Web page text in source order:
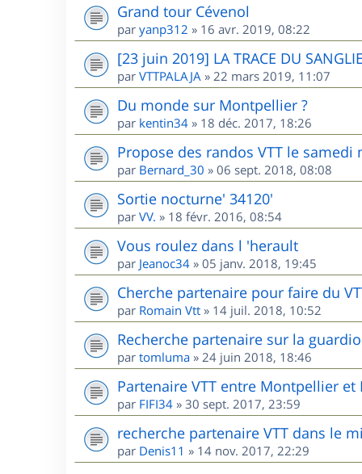
Grand tour Cévenol
par yanp312 » 16 avr. 2019, 08:22
[23 juin 2019] LA TRACE DU
par VTTPALAJA » 22 mars 2019, 11:07
Du monde sur Montpellier ?
par kentin34 » 18 déc. 2017, 18:26
Propose des randos VTT le
par Bernard_30 » 06 sept. 2018, 08:08
Sortie nocturne' 34120'
par VV. » 18 févr. 2016, 08:54
Vous roulez dans l 'herault
par Jeanoc34 » 05 janv. 2018, 19:45
Cherche partenaire pour faire du
par Romain Vtt » 14 juil. 2018, 10:52
Recherche partenaire sur la
par tomluma » 24 juin 2018, 18:46
Partenaire VTT entre Montpellier et
par FIFI34 » 30 sept. 2017, 23:59
recherche partenaire VTT dans le
par Denis11 » 14 nov. 2017, 22:29